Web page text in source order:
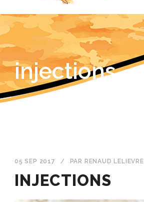
injections
05 SEP 2017 / PAR RENAUD LELIEVRE
INJECTIONS